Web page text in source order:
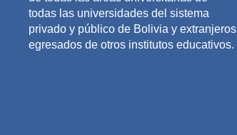
todas las universidades del sistema
privado y público de Bolivia y extranjeros
egresados de otros institutos educativos.